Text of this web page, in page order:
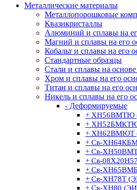
Металлические материалы
Металлопорошковые
Квазикристаллы
Алюминий и сплавы на
Магний и сплавы на его
Кобальт и сплавы на его
Стандартные образцы
Стали и сплавы на основе
Хром и сплавы на его
Титан и сплавы на его
Никель и сплавы на его
- Деформируемые
+ ХН56ВМТЮ
+
+ ХН62ВМЮТ
+ Св-
+ Св-
+ Св-
+ Св-
+ Св-ХН78Т
+ Св-ХН80